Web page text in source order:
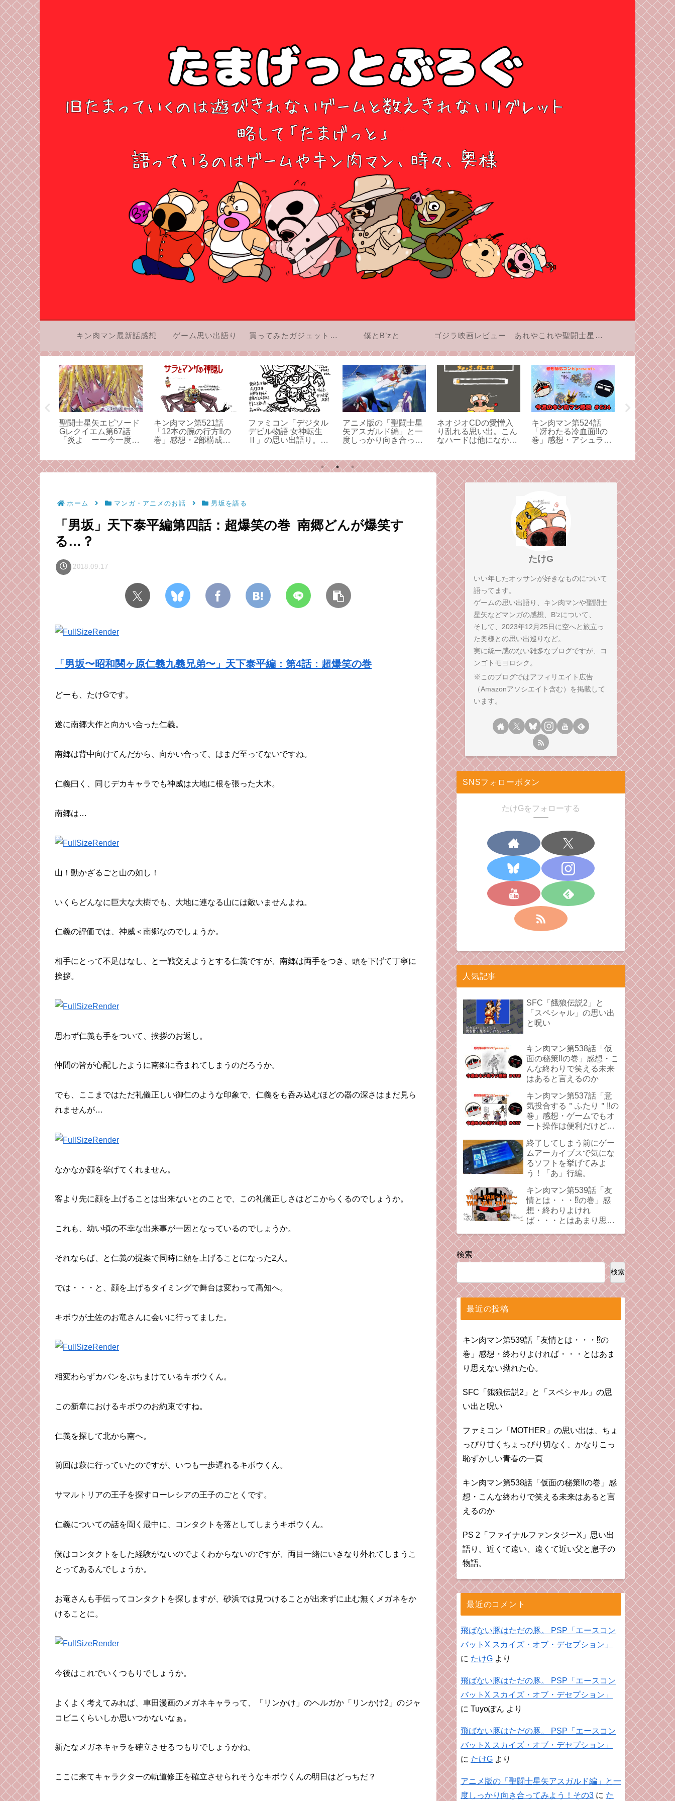
キン肉マン最新話感想 ゲーム思い出語り 買ってみたガジェットのお話 僕とB’zと ゴジラ映画レビュー あれやこれや聖闘士星矢
「聖闘士星
しっかり向
よう！その
聖闘士星矢エピソード
Gレクイエム第67話
「炎よ ーー今一度ー
かもしれない
キン肉マン第521話
「12本の腕の行方‼の
巻」感想・2部構成。
（毒成分強めのため注
意）
ファミコン「デジタル
デビル物語 女神転生
Ⅱ」の思い出語り。僕
ゲームのお話。
アニメ版の「聖闘士星
矢アスガルド編」と一
度しっかり向き合って
ネオジオCDの愛憎入
り乱れる思い出。こん
なハードは他になかっ
キン肉マン第524話
「冴わたる冷血面‼︎の
巻」感想・アシュラマ
師弟コンビが語る！
キン肉マン
「サラマン
殺法‼の巻」
カっていう
理論
ホーム マンガ・アニメのお話 男坂を語る
「男坂」天下泰平編第四話：超爆笑の巻 南郷どんが爆笑す
る…？
2018.09.17
「男坂〜昭和関ヶ原仁義九義兄弟〜」天下泰平編：第4話：超爆笑の巻
どーも、たけGです。
遂に南郷大作と向かい合った仁義。
南郷は背中向けてんだから、向かい合って、はまだ至ってないですね。
仁義曰く、同じデカキャラでも神威は大地に根を張った大木。
南郷は…
山！動かざるごと山の如し！
いくらどんなに巨大な大樹でも、大地に連なる山には敵いませんよね。
仁義の評価では、神威＜南郷なのでしょうか。
相手にとって不足はなし、と一戦交えようとする仁義ですが、南郷は両手をつき、頭を下げて丁寧に
挨拶。
思わず仁義も手をついて、挨拶のお返し。
仲間の皆が心配したように南郷に呑まれてしまうのだろうか。
でも、ここまではただ礼儀正しい御仁のような印象で、仁義をも呑み込むほどの器の深さはまだ見ら
れませんが…
なかなか顔を挙げてくれません。
客より先に顔を上げることは出来ないとのことで、この礼儀正しさはどこからくるのでしょうか。
これも、幼い頃の不幸な出来事が一因となっているのでしょうか。
それならば、と仁義の提案で同時に顔を上げることになった2人。
では・・・と、顔を上げるタイミングで舞台は変わって高知へ。
キボウが土佐のお竜さんに会いに行ってました。
相変わらずカバンをぶちまけているキボウくん。
この新章におけるキボウのお約束ですね。
仁義を探して北から南へ。
前回は萩に行っていたのですが、いつも一歩遅れるキボウくん。
サマルトリアの王子を探すローレシアの王子のごとくです。
仁義についての話を聞く最中に、コンタクトを落としてしまうキボウくん。
僕はコンタクトをした経験がないのでよくわからないのですが、両目一緒にいきなり外れてしまうこ
とってあるんでしょうか。
お竜さんも手伝ってコンタクトを探しますが、砂浜では見つけることが出来ずに止む無くメガネをか
けることに。
今後はこれでいくつもりでしょうか。
よくよく考えてみれば、車田漫画のメガネキャラって、「リンかけ」のヘルガか「リンかけ2」のジャ
コビニくらいしか思いつかないなぁ。
新たなメガネキャラを確立させるつもりでしょうかね。
ここに来てキャラクターの軌道修正を確立させられそうなキボウくんの明日はどっちだ？
たけG
いい年したオッサンが好きなものについて
語ってます。
ゲームの思い出語り、キン肉マンや聖闘士
星矢などマンガの感想、B'zについて、
そして、2023年12月25日に空へと旅立っ
た奥様との思い出巡りなど。
実に統一感のない雑多なブログですが、コ
ンゴトモヨロシク。
※このブログではアフィリエイト広告
（Amazonアソシエイト含む）を掲載して
います。
SNSフォローボタン
たけGをフォローする
人気記事
SFC「餓狼伝説2」と
「スペシャル」の思い出
と呪い
キン肉マン第538話「仮
面の秘策‼︎の巻」感想・こ
んな終わりで笑える未来
はあると言えるのか
キン肉マン第537話「意
気投合する＂ふたり＂‼︎の
巻」感想・ゲームでもオ
ート操作は便利だけど、
ことあるよね。
終了してしまう前にゲー
ムアーカイブスで気にな
るソフトを挙げてみよ
う！「あ」行編。
キン肉マン第539話「友
情とは・・・⁉︎の巻」感
想・終わりよけれ
ば・・・とはあまり思え
検索
検索
最近の投稿
キン肉マン第539話「友情とは・・・⁉︎の
巻」感想・終わりよければ・・・とはあま
り思えない拗れた心。
SFC「餓狼伝説2」と「スペシャル」の思
い出と呪い
ファミコン「MOTHER」の思い出は、ちょ
っぴり甘くちょっぴり切なく、かなりこっ
恥ずかしい青春の一頁
キン肉マン第538話「仮面の秘策‼︎の巻」感
想・こんな終わりで笑える未来はあると言
えるのか
PS 2「ファイナルファンタジーX」思い出
語り。近くて遠い、遠くて近い父と息子の
物語。
最近のコメント
飛ばない豚はただの豚。 PSP「エースコン
バットX スカイズ・オブ・デセプション」
に たけG より
飛ばない豚はただの豚。 PSP「エースコン
バットX スカイズ・オブ・デセプション」
に Tuyoぽん より
飛ばない豚はただの豚。 PSP「エースコン
バットX スカイズ・オブ・デセプション」
に たけG より
アニメ版の「聖闘士星矢アスガルド編」と一
度しっかり向き合ってみよう！その3 に た